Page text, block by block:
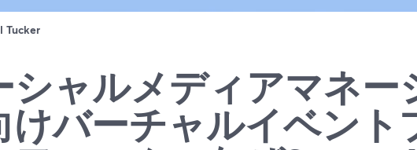
Tucker
シャルメディアマネー
けバーチャルイベント